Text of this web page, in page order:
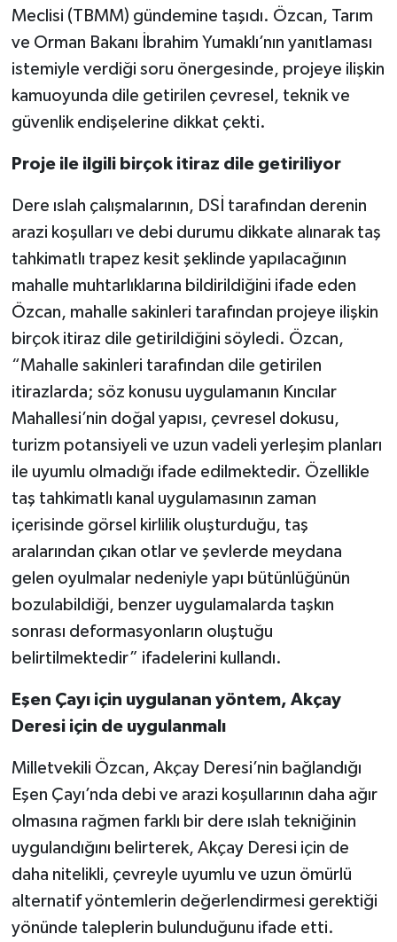
Meclisi (TBMM) gündemine taşıdı. Özcan, Tarım
ve Orman Bakanı İbrahim Yumaklı’nın yanıtlaması
istemiyle verdiği soru önergesinde, projeye ilişkin
kamuoyunda dile getirilen çevresel, teknik ve
güvenlik endişelerine dikkat çekti.
Proje ile ilgili birçok itiraz dile getiriliyor
Dere ıslah çalışmalarının, DSİ tarafından derenin
arazi koşulları ve debi durumu dikkate alınarak taş
tahkimatlı trapez kesit şeklinde yapılacağının
mahalle muhtarlıklarına bildirildiğini ifade eden
Özcan, mahalle sakinleri tarafından projeye ilişkin
birçok itiraz dile getirildiğini söyledi. Özcan,
“Mahalle sakinleri tarafından dile getirilen
itirazlarda; söz konusu uygulamanın Kıncılar
Mahallesi’nin doğal yapısı, çevresel dokusu,
turizm potansiyeli ve uzun vadeli yerleşim planları
ile uyumlu olmadığı ifade edilmektedir. Özellikle
taş tahkimatlı kanal uygulamasının zaman
içerisinde görsel kirlilik oluşturduğu, taş
aralarından çıkan otlar ve şevlerde meydana
gelen oyulmalar nedeniyle yapı bütünlüğünün
bozulabildiği, benzer uygulamalarda taşkın
sonrası deformasyonların oluştuğu
belirtilmektedir” ifadelerini kullandı.
Eşen Çayı için uygulanan yöntem, Akçay
Deresi için de uygulanmalı
Milletvekili Özcan, Akçay Deresi’nin bağlandığı
Eşen Çayı’nda debi ve arazi koşullarının daha ağır
olmasına rağmen farklı bir dere ıslah tekniğinin
uygulandığını belirterek, Akçay Deresi için de
daha nitelikli, çevreyle uyumlu ve uzun ömürlü
alternatif yöntemlerin değerlendirmesi gerektiği
yönünde taleplerin bulunduğunu ifade etti.